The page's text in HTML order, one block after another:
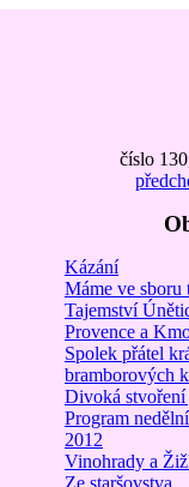
číslo
Kázání
Máme ve sboru
Tajemství
Provence a
Spolek přátel
bramborových
Divoká
Program
2012
Vinohrady a
Ze staršovstva